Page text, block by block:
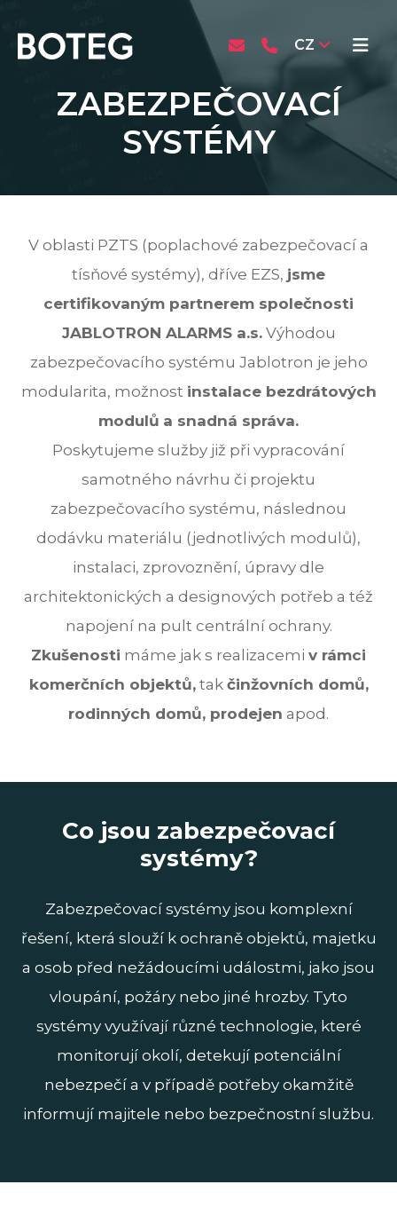
CZ
ZABEZPEČOVACÍ
SYSTÉMY
V oblasti PZTS (poplachové zabezpečovací a
tísňové systémy), dříve EZS, jsme
certifikovaným partnerem společnosti
JABLOTRON ALARMS a.s.Výhodou
zabezpečovacího systému Jablotron je jeho
modularita, možnost instalace bezdrátových
modulů a snadná správa.
Poskytujeme služby již při vypracování
samotného návrhu či projektu
zabezpečovacího systému, následnou
dodávku materiálu (jednotlivých modulů),
instalaci, zprovoznění, úpravy dle
architektonických a designových potřeb a též
napojení na pult centrální ochrany.
Zkušenosti máme jak s realizacemi v rámci
komerčních objektů,tak činžovních domů,
rodinných domů, prodejen apod.
Co jsou zabezpečovací
systémy?
Zabezpečovací systémy jsou komplexní
řešení, která slouží k ochraně objektů, majetku
a osob před nežádoucími událostmi, jako jsou
vloupání, požáry nebo jiné hrozby. Tyto
systémy využívají různé technologie, které
monitorují okolí, detekují potenciální
nebezpečí a v případě potřeby okamžitě
informují majitele nebo bezpečnostní službu.